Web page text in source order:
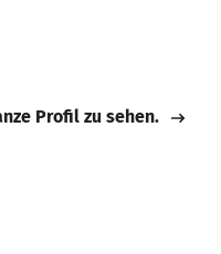
Profil zu sehen.